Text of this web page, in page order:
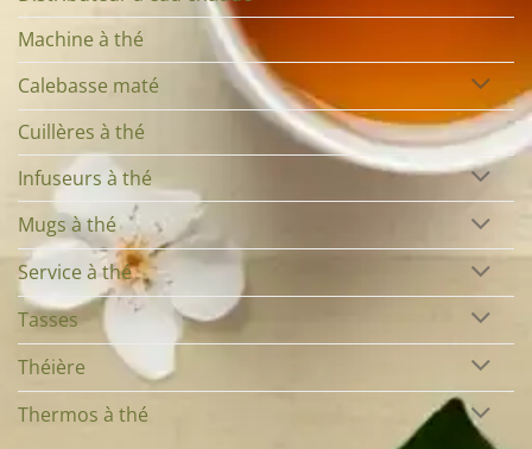
Machine à thé
Calebasse maté
Cuillères à thé
Infuseurs à thé
Mugs à thé
Service à thé
Tasses
Théière
Thermos à thé